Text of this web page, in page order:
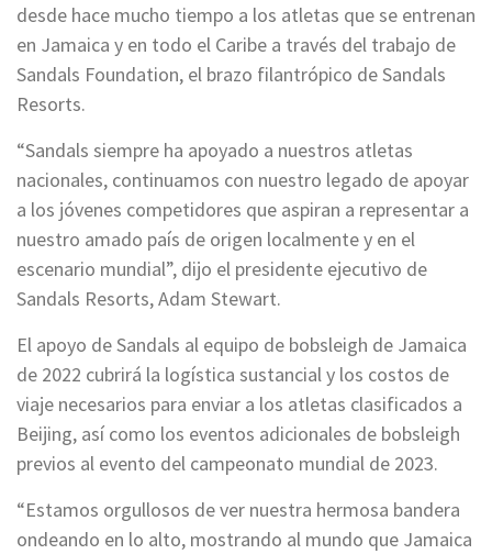
desde hace mucho tiempo a los atletas que se entrenan
en Jamaica y en todo el Caribe a través del trabajo de
Sandals Foundation, el brazo filantrópico de Sandals
Resorts.
“Sandals siempre ha apoyado a nuestros atletas
nacionales, continuamos con nuestro legado de apoyar
a los jóvenes competidores que aspiran a representar a
nuestro amado país de origen localmente y en el
escenario mundial”, dijo el presidente ejecutivo de
Sandals Resorts, Adam Stewart.
El apoyo de Sandals al equipo de bobsleigh de Jamaica
de 2022 cubrirá la logística sustancial y los costos de
viaje necesarios para enviar a los atletas clasificados a
Beijing, así como los eventos adicionales de bobsleigh
previos al evento del campeonato mundial de 2023.
“Estamos orgullosos de ver nuestra hermosa bandera
ondeando en lo alto, mostrando al mundo que Jamaica